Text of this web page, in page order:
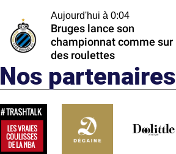
Aujourd'hui à 0:04
Bruges lance son
championnat comme sur
des roulettes
Nos partenaires